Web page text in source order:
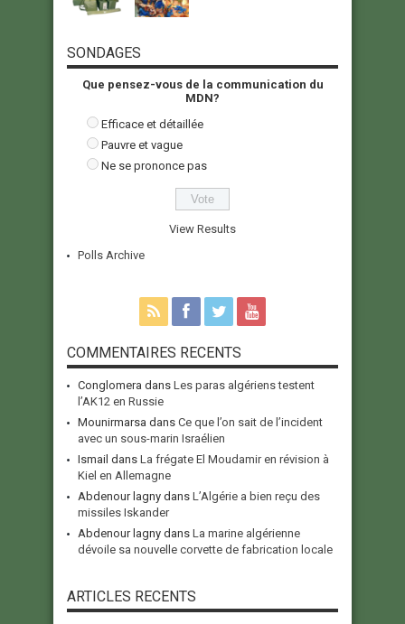
SONDAGES
Que pensez-vous de la communication du
MDN?
Efficace et détaillée
Pauvre et vague
Ne se prononce pas
View Results
Polls Archive
COMMENTAIRES RECENTS
Conglomera dans Les paras algériens testent
l’AK12 en Russie
Mounirmarsa dans Ce que l’on sait de l’incident
avec un sous-marin Israélien
Ismail dans La frégate El Moudamir en révision à
Kiel en Allemagne
Abdenour lagny dans L’Algérie a bien reçu des
missiles Iskander
Abdenour lagny dans La marine algérienne
dévoile sa nouvelle corvette de fabrication locale
ARTICLES RECENTS